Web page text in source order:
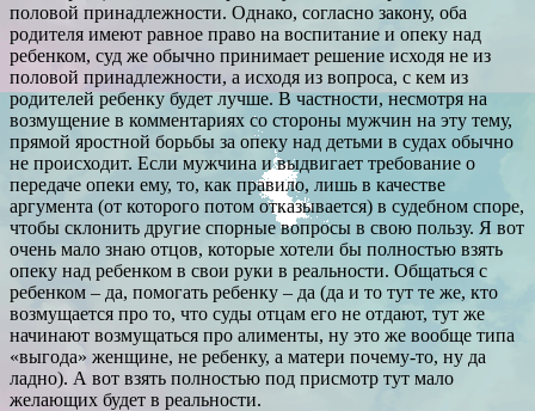
половой принадлежности. Однако, согласно закону, оба
родителя имеют равное право на воспитание и опеку над
ребенком, суд же обычно принимает решение исходя не из
половой принадлежности, а исходя из вопроса, с кем из
родителей ребенку будет лучше. В частности, несмотря на
возмущение в комментариях со стороны мужчин на эту тему,
прямой яростной борьбы за опеку над детьми в судах обычно
не происходит. Если мужчина и выдвигает требование о
передаче опеки ему, то, как правило, лишь в качестве
аргумента (от которого потом отказывается) в судебном споре,
чтобы склонить другие спорные вопросы в свою пользу. Я вот
очень мало знаю отцов, которые хотели бы полностью взять
опеку над ребенком в свои руки в реальности. Общаться с
ребенком – да, помогать ребенку – да (да и то тут те же, кто
возмущается про то, что суды отцам его не отдают, тут же
начинают возмущаться про алименты, ну это же вообще типа
«выгода» женщине, не ребенку, а матери почему-то, ну да
ладно). А вот взять полностью под присмотр тут мало
желающих будет в реальности.